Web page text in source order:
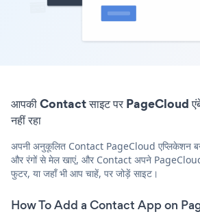
आपकी Contact साइट पर PageCloud
नहीं रहा
अपनी अनुकूलित Contact PageCloud एप्लिकेशन
और रंगों से मेल खाएं, और Contact अपने PageCloud
फुटर, या जहाँ भी आप चाहें, पर जोड़ें साइट।
How To Add a Contact App on